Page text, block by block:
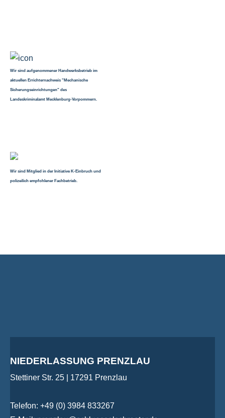
Wir sind aufgenommener Handwerksbetrieb im
aktuellen Errichternachweis "Mechanische
Sicherungseinrichtungen" des
Landeskriminalamt Mecklenburg-Vorpommern.
Wir sind Mitglied in der Initiative K-Einbruch und
polizeilich empfohlener Fachbetrieb.
NIEDERLASSUNG PRENZLAU
Stettiner Str. 25 | 17291 Prenzlau
Telefon: +49 (0) 3984 833267